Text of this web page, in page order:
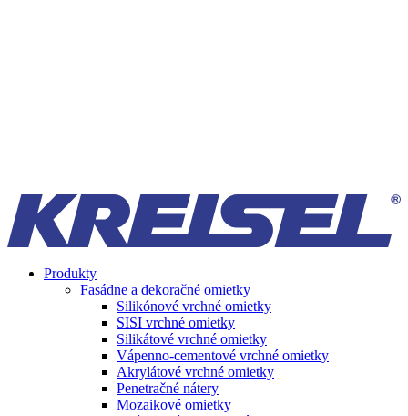
Produkty
Fasádne a dekoračné omietky
Silikónové vrchné omietky
SISI vrchné omietky
Silikátové vrchné omietky
Vápenno-cementové vrchné omietky
Akrylátové vrchné omietky
Penetračné nátery
Mozaikové omietky